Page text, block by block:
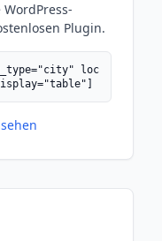
Plugin.
loc